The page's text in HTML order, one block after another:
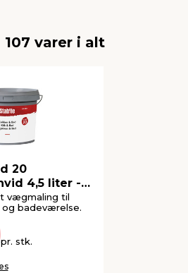
107 varer i alt
20
4,5 liter -
vægmaling til
badeværelse.
pr. stk.